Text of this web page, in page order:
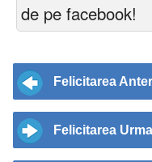
de pe facebook!
Felicitarea
Felicitarea